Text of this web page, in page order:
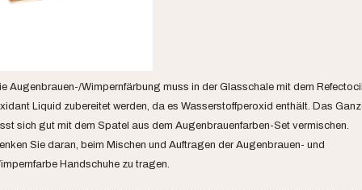
Augenbrauen-/Wimpernfärbung muss in der Glasschale mit dem
Liquid zubereitet werden, da es Wasserstoffperoxid enthält. Das
sich gut mit dem Spatel aus dem Augenbrauenfarben-Set vermischen.
Sie daran, beim Mischen und Auftragen der Augenbrauen- und
Handschuhe zu tragen.